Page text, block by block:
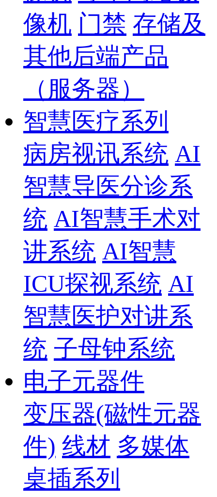
像机 门禁 存储及
其他后端产品
（服务器）
智慧医疗系列
病房视讯系统 AI
智慧导医分诊系
统 AI智慧手术对
讲系统 AI智慧
ICU探视系统 AI
智慧医护对讲系
统 子母钟系统
电子元器件
变压器(磁性元器
件) 线材 多媒体
桌插系列